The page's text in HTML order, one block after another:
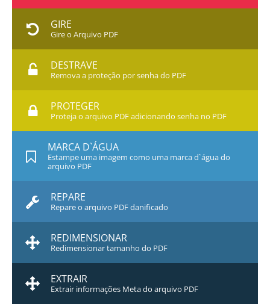
GIRE
Gire o Arquivo PDF
DESTRAVE
Remova a proteção por senha do PDF
PROTEGER
Proteja o arquivo PDF adicionando senha no PDF
MARCA D`ÁGUA
Estampe uma imagem como uma marca d`água do
arquivo PDF
REPARE
Repare o arquivo PDF danificado
REDIMENSIONAR
Redimensionar tamanho do PDF
EXTRAIR
Extrair informações Meta do arquivo PDF